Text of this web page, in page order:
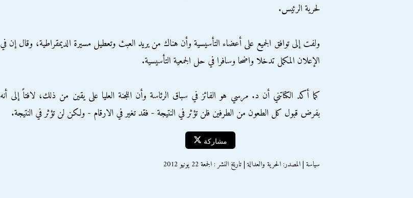
لحرية الرئيس.
ولفت إلى توافق الجميع على أعضاء التأسيسية وأن هناك من يريد العبث وتعطيل مسيرة الديمقراطية، وقال إن في
الإعلان المكمل تدخلا واضحا وسافرا في حل الجمعية التأسيسية.
كما أكد الكتاتني أن د. مرسي هو الفائز في سباق الرئاسة وأن اللجنة العليا على يقين من ذلك، لافتاً إلى أنه
بفرض قبول كل الطعون من الطرفين فلن تؤثر في النتيجة - فقد تغير في الارقام - ولكن لن تؤثر في النتيجة.
مشاركة
سياسة | المصدر: الحرية والعدالة | تاريخ النشر : الجمعة 22 يونيو 2012